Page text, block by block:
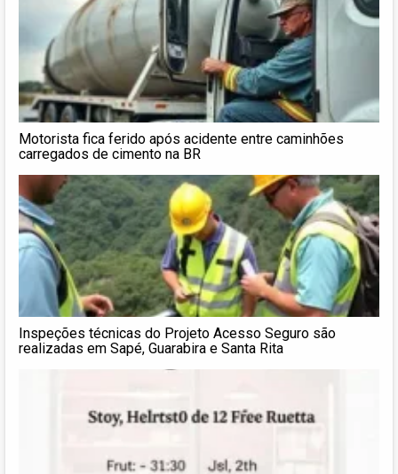
Motorista fica ferido após acidente entre caminhões
carregados de cimento na BR
Inspeções técnicas do Projeto Acesso Seguro são
realizadas em Sapé, Guarabira e Santa Rita